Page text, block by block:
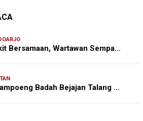
Bersamaan, Wartawan Sempa…
Badah Bejajan Talang …